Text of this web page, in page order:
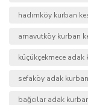
hadımköy kurban
arnavutköy kurban
küçükçekmece adak
sefaköy adak kurban
bağcılar adak